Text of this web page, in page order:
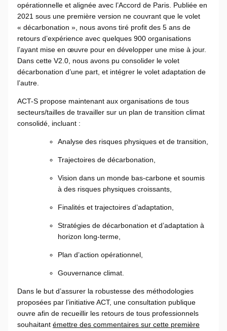
opérationnelle et alignée avec l’Accord de Paris. Publiée en
2021 sous une première version ne couvrant que le volet
« décarbonation », nous avons tiré profit des 5 ans de
retours d’expérience avec quelques 900 organisations
l’ayant mise en œuvre pour en développer une mise à jour.
Dans cette V2.0, nous avons pu consolider le volet
décarbonation d’une part, et intégrer le volet adaptation de
l’autre.
ACT-S propose maintenant aux organisations de tous
secteurs/tailles de travailler sur un plan de transition climat
consolidé, incluant :
Analyse des risques physiques et de transition,
Trajectoires de décarbonation,
Vision dans un monde bas-carbone et soumis
à des risques physiques croissants,
Finalités et trajectoires d’adaptation,
Stratégies de décarbonation et d’adaptation à
horizon long-terme,
Plan d’action opérationnel,
Gouvernance climat.
Dans le but d’assurer la robustesse des méthodologies
proposées par l’initiative ACT, une consultation publique
ouvre afin de recueillir les retours de tous professionnels
souhaitant émettre des commentaires sur cette première